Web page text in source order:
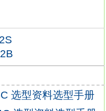
SGMAH-
标准）。
标准）。
指令的整合标准EN
选型资料选型手册